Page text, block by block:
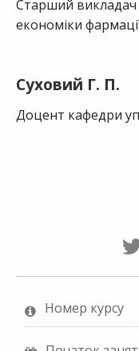
Старший викладач
економіки
Суховий Г. П.
Доцент кафедри
Номер курсу